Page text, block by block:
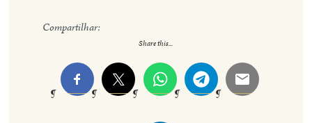
Compartilhar:
Share this...